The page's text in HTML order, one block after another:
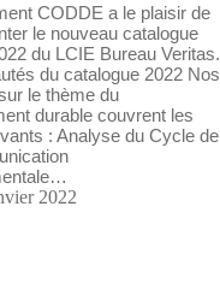
CODDE a le plaisir de
le nouveau catalogue
du LCIE Bureau Veritas.
du catalogue 2022 Nos
le thème du
durable couvrent les
: Analyse du Cycle de
2022